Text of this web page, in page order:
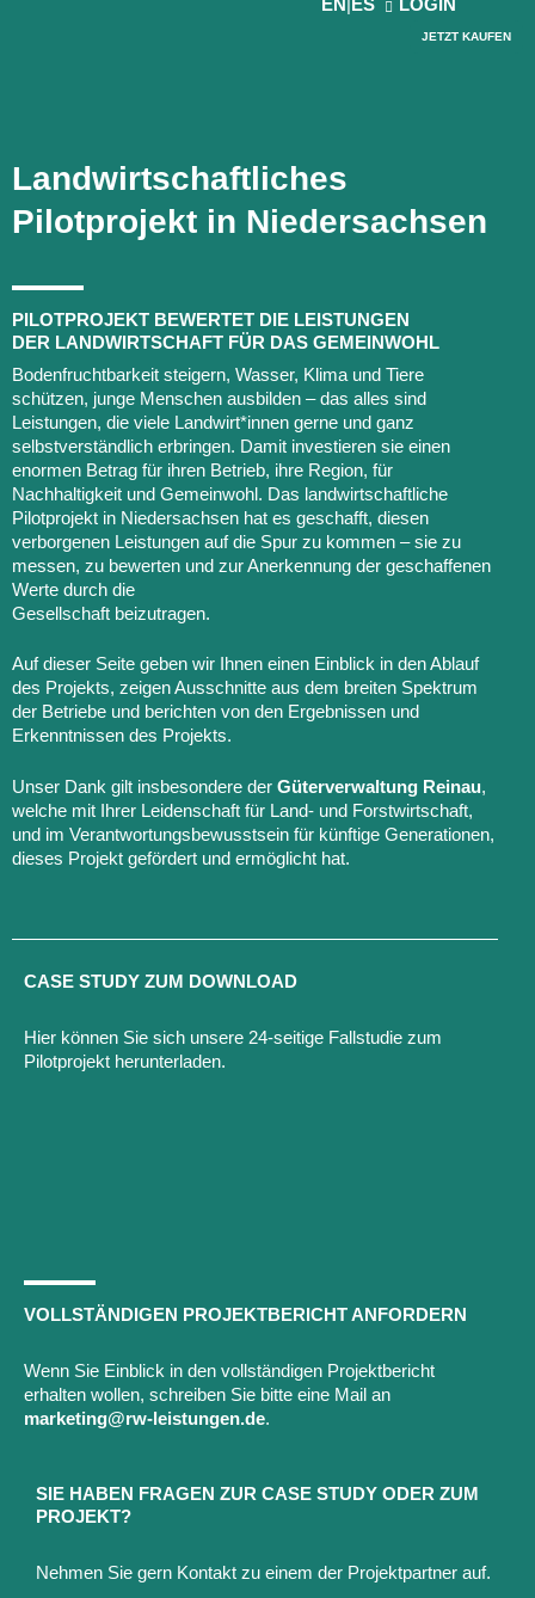
EN ES LOGIN
JETZT KAUFEN
Land­wirt­schaft­liches
Pilot­projekt in Nieder­sachsen
PILOTPROJEKT BEWERTET DIE LEISTUNGEN
DER LANDWIRTSCHAFT FÜR DAS GEMEINWOHL
Bodenfruchtbarkeit steigern, Wasser, Klima und Tiere
schützen, junge Menschen ausbilden – das alles sind
Leistungen, die viele Landwirt*innen gerne und ganz
selbstverständlich erbringen. Damit investieren sie einen
enormen Betrag für ihren Betrieb, ihre Region, für
Nachhaltigkeit und Gemeinwohl. Das landwirtschaftliche
Pilotprojekt in Niedersachsen hat es geschafft, diesen
verborgenen Leistungen auf die Spur zu kommen – sie zu
messen, zu bewerten und zur Anerkennung der geschaffenen
Werte durch die
Gesellschaft beizutragen.
Auf dieser Seite geben wir Ihnen einen Einblick in den Ablauf
des Projekts, zeigen Ausschnitte aus dem breiten Spektrum
der Betriebe und berichten von den Ergebnissen und
Erkenntnissen des Projekts.
Unser Dank gilt insbesondere der Güterverwaltung Reinau,
welche mit Ihrer Leidenschaft für Land- und Forstwirtschaft,
und im Verantwortungsbewusstsein für künftige Generationen,
dieses Projekt gefördert und ermöglicht hat.
CASE STUDY ZUM DOWNLOAD
Hier können Sie sich unsere 24-seitige Fallstudie zum
Pilotprojekt herunterladen.
VOLLSTÄNDIGEN PROJEKTBERICHT ANFORDERN
Wenn Sie Einblick in den vollständigen Projektbericht
erhalten wollen, schreiben Sie bitte eine Mail an
marketing@rw-leistungen.de.
SIE HABEN FRAGEN ZUR CASE STUDY ODER ZUM
PROJEKT?
Nehmen Sie gern Kontakt zu einem der Projektpartner auf.